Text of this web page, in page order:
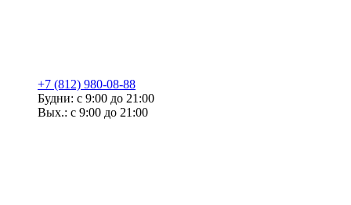
+7 (812) 980-08-88
Будни: с 9:00 до 21:00
Вых.: с 9:00 до 21:00